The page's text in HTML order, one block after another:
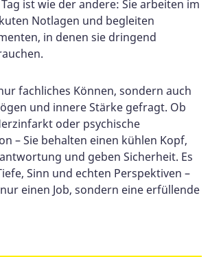
ist wie der andere: Sie arbeiten im
Notlagen und begleiten
in denen sie dringend
fachliches Können, sondern auch
und innere Stärke gefragt. Ob
oder psychische
– Sie behalten einen kühlen Kopf,
und geben Sicherheit. Es
Sinn und echten Perspektiven –
einen Job, sondern eine erfüllende